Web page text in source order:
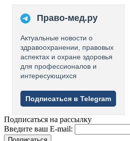
Право-мед.ру
Актуальные новости о
здравоохранении, правовых
аспектах и охране здоровья
для профессионалов и
интересующихся
Подписаться в Telegram
Подписаться на рассылку
Введите ваш E-mail: